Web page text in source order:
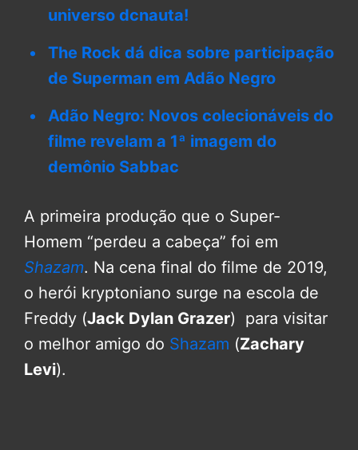
universo dcnauta!
The Rock dá dica sobre participação
de Superman em Adão Negro
Adão Negro: Novos colecionáveis do
filme revelam a 1ª imagem do
demônio Sabbac
A primeira produção que o Super-
Homem “perdeu a cabeça” foi em
Shazam. Na cena final do filme de 2019,
o herói kryptoniano surge na escola de
Freddy (Jack Dylan Grazer) para visitar
o melhor amigo do Shazam (Zachary
Levi).